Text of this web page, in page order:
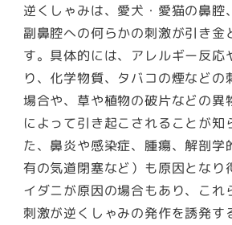
逆くしゃみは、愛犬・愛猫の鼻腔
副鼻腔への何らかの刺激が引き金
す。具体的には、アレルギー反応
り、化学物質、タバコの煙などの
場合や、草や植物の破片などの異
によって引き起こされることが知
た、鼻炎や感染症、腫瘍、解剖学
有の気道閉塞など）も原因となり
イダニが原因の場合もあり、これ
刺激が逆くしゃみの発作を誘発す